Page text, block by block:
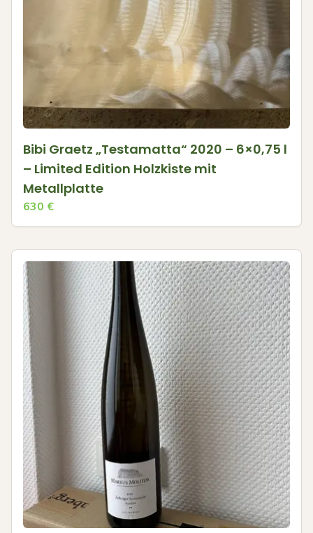
Bibi Graetz „Testamatta“ 2020 – 6×0,75 l
– Limited Edition Holzkiste mit
Metallplatte
630 €